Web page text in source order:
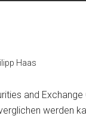
Haas
and
werden